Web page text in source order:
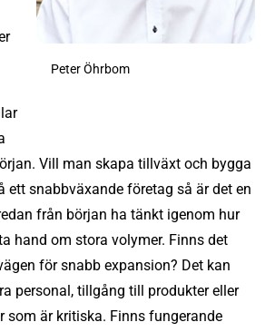
Peter Öhrbom
Vill man skapa tillväxt och bygga
ett snabbväxande företag så är det en
från början ha tänkt igenom hur
hand om stora volymer. Finns det
för snabb expansion? Det kan
personal, tillgång till produkter eller
som är kritiska. Finns fungerande